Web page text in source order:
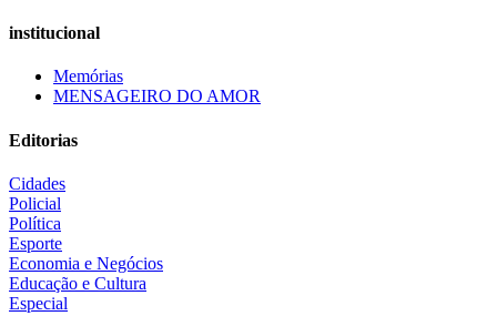
institucional
Memórias
MENSAGEIRO DO AMOR
Editorias
Cidades
Policial
Política
Esporte
Economia e Negócios
Educação e Cultura
Especial